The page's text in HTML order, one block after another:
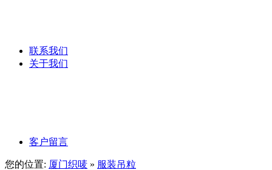
联系我们
关于我们
客户留言
您的位置: 厦门织唛 » 服装吊粒